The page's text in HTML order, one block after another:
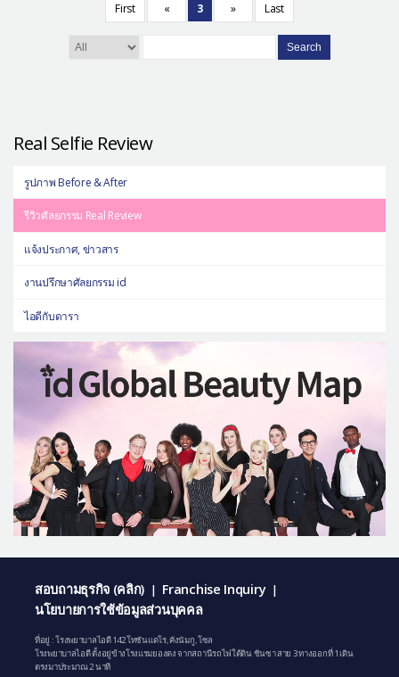
First « 3 » Last
Search
Real Selfie Review
รูปภาพ Before & After
รีวิวศัลยกรรม Real Review
แจ้งประกาศ, ข่าวสาร
งานปรึกษาศัลยกรรม id
ไอดีกับดารา
สอบถามธุรกิจ (คลิก) | Franchise Inquiry |
นโยบายการใช้ข้อมูลส่วนบุคคล
ที่อยู่ : โรงพยาบาลไอดี 142 โทซันแดโร, คังนัมกู, โซล
โรงพยาบาลไอดี ตั้งอยู่ข้างโรงแรมยองดง จากสถานีรถไฟใต้ดิน ชินซา สาย 3 ทางออกที่ 1 เดิน
ตรงมาประมาณ 2 นาที